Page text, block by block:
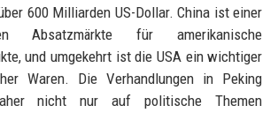
600 Milliarden US-Dollar. China ist einer
Absatzmärkte für amerikanische
und umgekehrt ist die USA ein wichtiger
Waren. Die Verhandlungen in Peking
nicht nur auf politische Themen